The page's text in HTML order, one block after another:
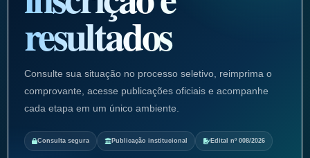
resultados
Consulte sua situação no processo seletivo, reimprima o
comprovante, acesse publicações oficiais e acompanhe
cada etapa em um único ambiente.
Consulta segura Publicação institucional Edital nº 008/2026